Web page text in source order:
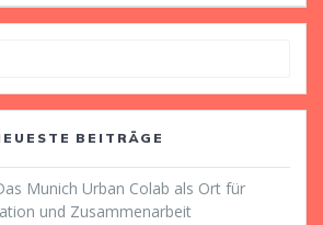
BEITRÄGE
Munich Urban Colab als Ort für
und Zusammenarbeit